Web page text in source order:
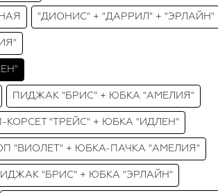
"ДИОНИС" + "ДАРРИЛ" + "ЭРЛАЙН"
ПИДЖАК "БРИС" + ЮБКА "АМЕЛИЯ"
КОРСЕТ "ТРЕЙС" + ЮБКА "ИДЛЕН"
"ВИОЛЕТ" + ЮБКА-ПАЧКА "АМЕЛИЯ"
"БРИС" + ЮБКА "ЭРЛАЙН"